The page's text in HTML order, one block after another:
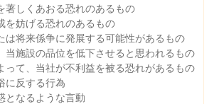
著しくあおる恐れのあるもの
を妨げる恐れのあるもの
は将来係争に発展する可能性があるもの
当施設の品位を低下させると思われるもの
って、当社が不利益を被る恐れがあるもの
に反する行為
となるような言動